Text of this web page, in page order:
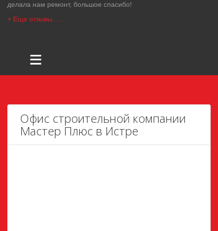
делала нам ремонт, большое спасибо!
+ Еще отзывы.....
≡
Офис строительной компании
Мастер Плюс в Истре